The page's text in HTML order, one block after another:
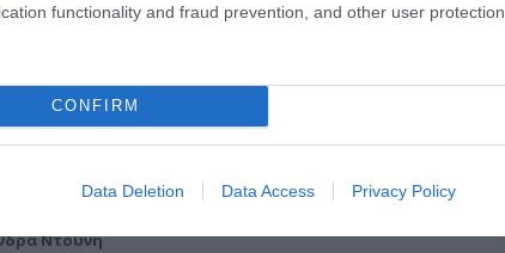
functionality and fraud prevention, and other user protection.
CONFIRM
Data Deletion Data Access Privacy Policy
Κουλουκάκου, Αντωνία Χαραλάμπους, Έλενα
Χαραλάμπους, Γιάννης Κρητικός, Αλέξανδρος
Θεόφιλος Πασχάλης, Μίλτος Χαρόβας, Ειρήνη
Ντένια Ψυλλιά, Βίκυ Διαμαντοπούλου, Ντόρις
Ντούνη